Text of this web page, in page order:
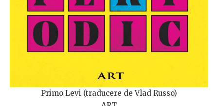
Primo Levi (traducere de Vlad Russo)